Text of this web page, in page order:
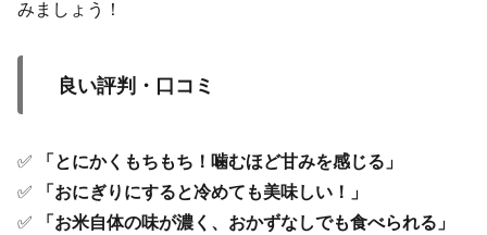
みましょう！
良い評判・口コミ
✅
「とにかくもちもち！噛むほど甘みを感じる」
✅
「おにぎりにすると冷めても美味しい！」
✅
「お米自体の味が濃く、おかずなしでも食べられる」